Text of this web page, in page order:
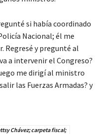
si había coordinado
Nacional; él me
Regresé y pregunté al
a intervenir el Congreso?
me dirigí al ministro
las Fuerzas Armadas? y
Chávez; carpeta fiscal;